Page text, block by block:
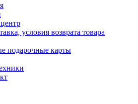
условия возврата товара
подарочные карты